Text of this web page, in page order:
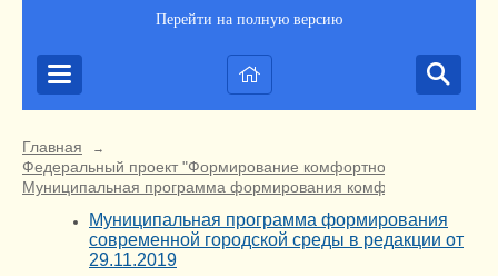
Перейти на полную версию
Главная →
Федеральный проект "Формирование комфортной городской
Муниципальная программа формирования комфортной
Муниципальная программа формирования
современной городской среды в редакции от
29.11.2019